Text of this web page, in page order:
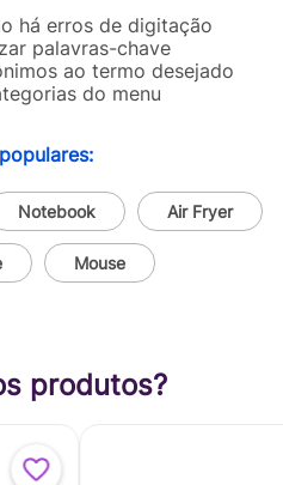
há erros de digitação
palavras-chave
ao termo desejado
do menu
Notebook Air Fryer
Mouse
produtos?